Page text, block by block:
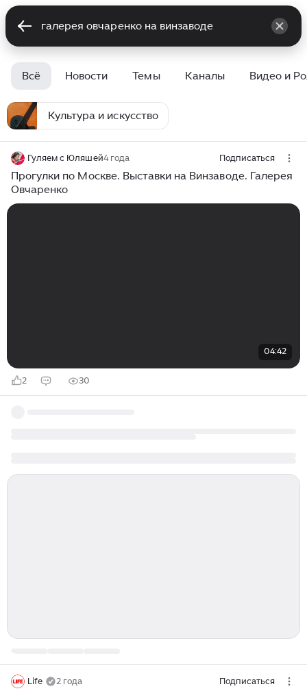
Всё Новости Темы Каналы Видео и
Культура и искусство
Гуляем с Юляшей4 года Подписаться
Прогулки по Москве. Выставки на Винзаводе. Галерея
Овчаренко
04:42
2 30
Life 2 года Подписаться